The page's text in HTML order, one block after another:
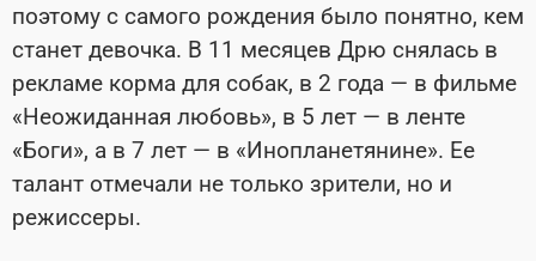
поэтому с самого рождения было понятно, кем
станет девочка. В 11 месяцев Дрю снялась в
рекламе корма для собак, в 2 года — в фильме
«Неожиданная любовь», в 5 лет — в ленте
«Боги», а в 7 лет — в «Инопланетянине». Ее
талант отмечали не только зрители, но и
режиссеры.